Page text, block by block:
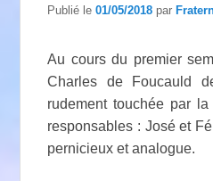
Publié le01/05/2018 par
Au cours du premier
Charles de Foucauld
rudement touchée par
responsables : José et
pernicieux et analogue.